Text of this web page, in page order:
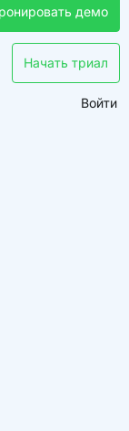
демо
Начать триал
Войти